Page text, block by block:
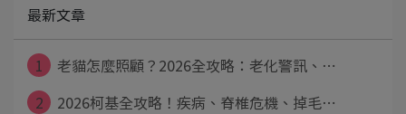
最新文章
1
老貓怎麼照顧？2026全攻略：老化警訊、⋯
2
2026柯基全攻略！疾病、脊椎危機、掉毛⋯